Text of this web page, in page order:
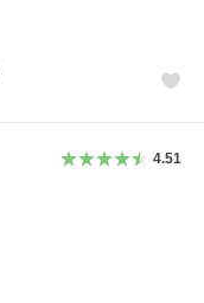
4.51